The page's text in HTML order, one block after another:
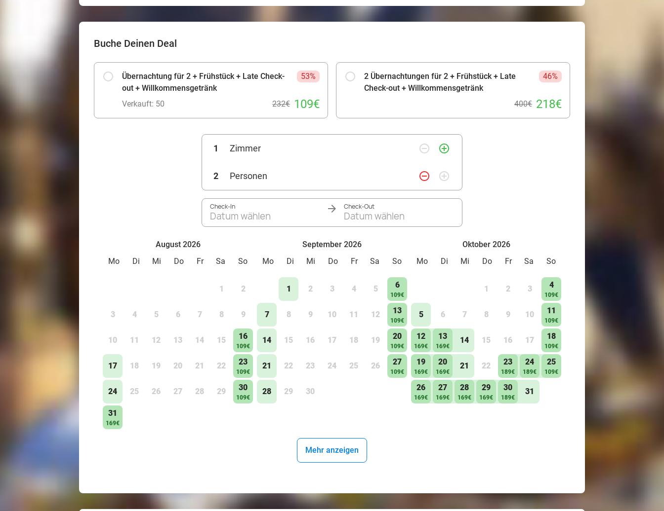
Buche Deinen Deal
Übernachtung für 2 + Frühstück + Late Check-
out + Willkommensgetränk
53%
Verkauft: 50 232€ 109€
2 Übernachtungen für 2 + Frühstück + Late
Check-out + Willkommensgetränk
46%
400€ 218€
1 Zimmer remove_circle_outline add_circle_outline
2 Personen remove_circle_outline add_circle_outline
Check-In
Datum wählen
Check-Out
Datum wählen
August 2026
Mo
Di Mi Do Fr Sa So
1 2
3 4 5 6 7 8 9
10 11 12 13 14 15 16
109€
17 18 19 20 21 22 23
109€
24 25 26 27 28 29 30
109€
31
169€
September 2026
Mo
Di Mi Do Fr Sa So
1 2 3 4 5 6
109€
7 8 9 10 11 12 13
109€
14 15 16 17 18 19 20
109€
21 22 23 24 25 26 27
109€
28 29 30
Oktober 2026
Mo
Di Mi Do Fr Sa So
1 2 3 4
109€
5 6 7 8 9 10 11
109€
12
169€
13
169€
14 15 16 17 18
109€
19
169€
20
169€
21 22 23
189€
24
189€
25
109€
26
169€
27
169€
28
169€
29
169€
30
189€
31
Mehr anzeigen